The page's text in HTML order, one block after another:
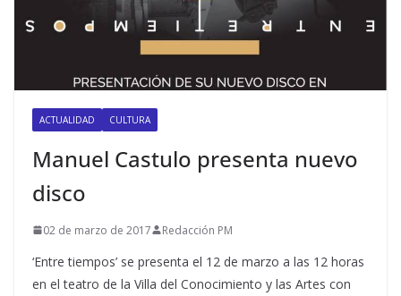
ACTUALIDAD CULTURA
Manuel Castulo presenta nuevo
disco
02 de marzo de 2017 Redacción PM
‘Entre tiempos’ se presenta el 12 de marzo a las 12 horas
en el teatro de la Villa del Conocimiento y las Artes con